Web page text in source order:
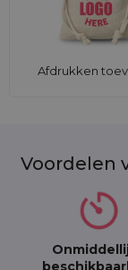
Afdrukken
Voordelen